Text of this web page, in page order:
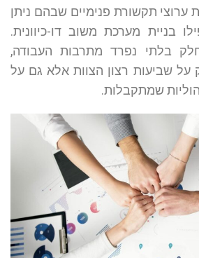
תקשורת פנימיים שבהם ניתן
בניית מערכת משוב דו-כיוונית.
בלתי נפרד מתרבות העבודה,
שביעות רצון הצוות אלא גם על
שמתקבלות.